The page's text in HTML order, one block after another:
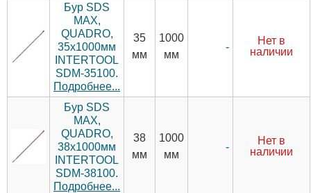
Бур SDS
MAX,
QUADRO,
35x1000мм
INTERTOOL
SDM-35100.
Подробнее...
35
мм
1000
мм
-
Нет в
наличии
Бур SDS
MAX,
QUADRO,
38x1000мм
INTERTOOL
SDM-38100.
Подробнее...
38
мм
1000
мм
-
Нет в
наличии